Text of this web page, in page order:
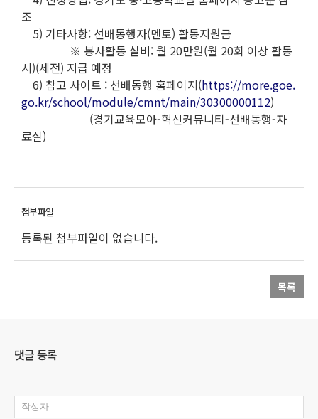
조
5) 기타사항: 선배동행자(멘토) 활동지원금
※ 봉사활동 실비: 월 20만원(월 20회 이상 활동
시)(세전) 지급 예정
6) 참고 사이트 : 선배동행 홈페이지(https://more.goe.
go.kr/school/module/cmnt/main/30300000112)
(경기교육모아-혁신커뮤니티-선배동행-자
료실)
등록된 첨부파일이 없습니다.
목록
댓글 등록
작성자